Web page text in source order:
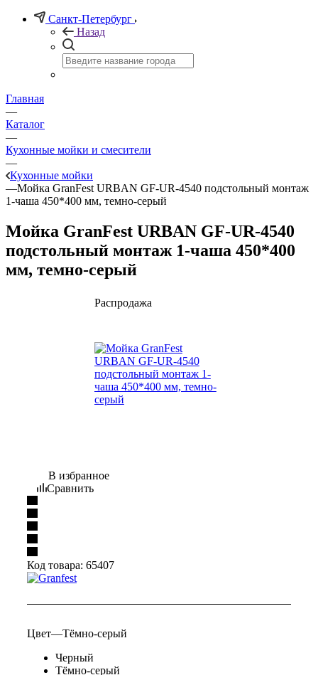
Санкт-Петербург
Назад
Главная
—
Каталог
—
Кухонные мойки и смесители
—
Кухонные мойки
—Мойка GranFest URBAN GF-UR-4540 подстольный монтаж
1-чаша 450*400 мм, темно-серый
Мойка GranFest URBAN GF-UR-4540
подстольный монтаж 1-чаша 450*400
мм, темно-серый
Распродажа
В избранное
Сравнить
Код товара: 65407
Цвет—Тёмно-серый
Черный
Тёмно-серый